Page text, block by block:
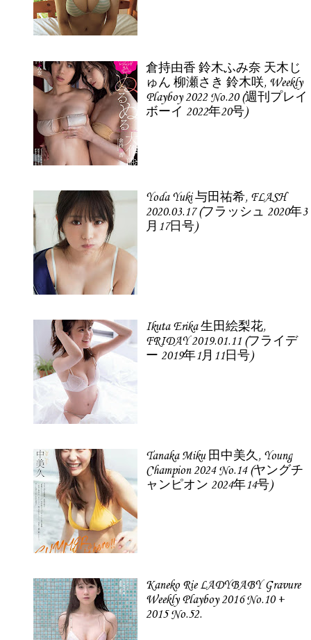
倉持由香 鈴木ふみ奈 天木じ
ゅん 柳瀬さき 鈴木咲, Weekly
Playboy 2022 No.20 (週刊プレイ
ボーイ 2022年20号)
Yoda Yuki 与田祐希, FLASH
2020.03.17 (フラッシュ 2020年3
月17日号)
Ikuta Erika 生田絵梨花,
FRIDAY 2019.01.11 (フライデ
ー 2019年1月11日号)
Tanaka Miku 田中美久, Young
Champion 2024 No.14 (ヤングチ
ャンピオン 2024年14号)
Kaneko Rie LADYBABY Gravure
Weekly Playboy 2016 No.10 +
2015 No.52.